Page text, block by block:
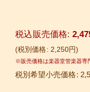
税別価格: 2,250円
税込 :
税別希望小売価格: